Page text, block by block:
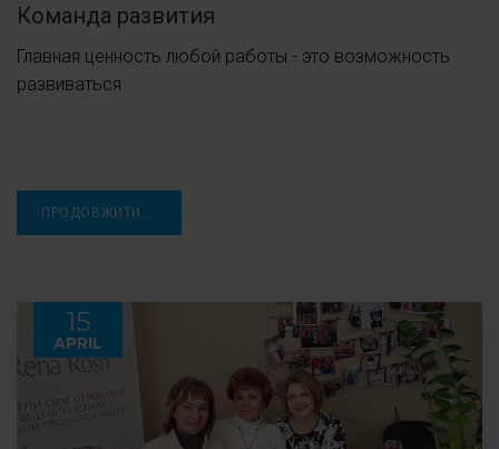
Команда развития
Главная ценность любой работы - это возможность
развиваться
ПРОДОВЖИТИ ...
15
APRIL